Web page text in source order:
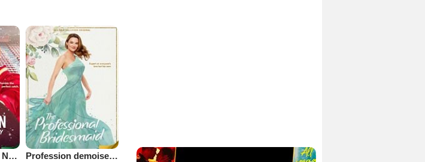
Une victoire pour Noël Profession demoiselle d'honneur